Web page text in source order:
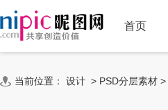
首页
当前位置： 设计 > PSD分层素材 >